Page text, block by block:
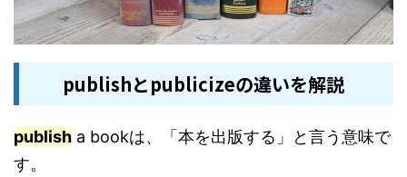
publishとpublicizeの違いを解説
publish a bookは、「本を出版する」と言う意味で
す。